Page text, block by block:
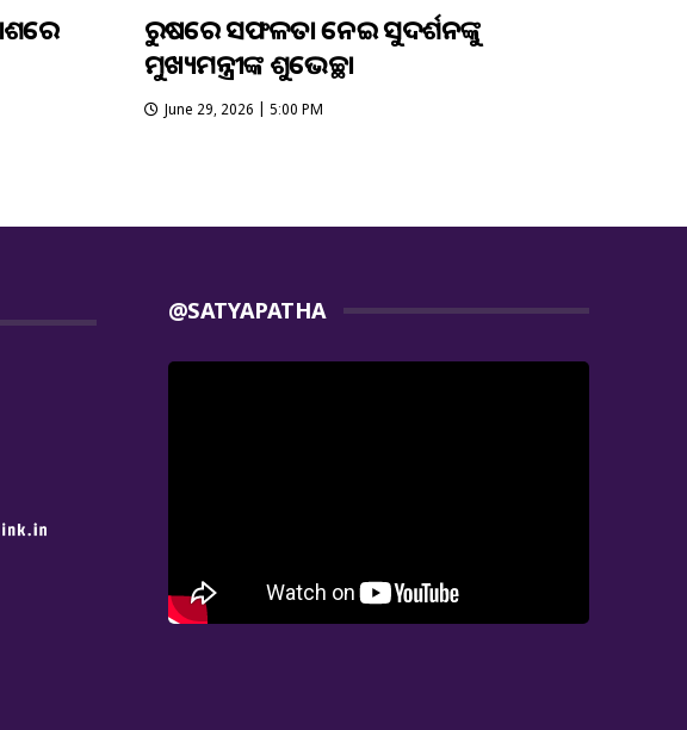
ରୁଷରେ ସଫଳତା ନେଇ ସୁଦର୍ଶନଙ୍କୁ
ମୁଖ୍ୟମନ୍ତ୍ରୀଙ୍କ ଶୁଭେଚ୍ଛା
June 29, 2026 | 5:00 PM
@SATYAPATHA